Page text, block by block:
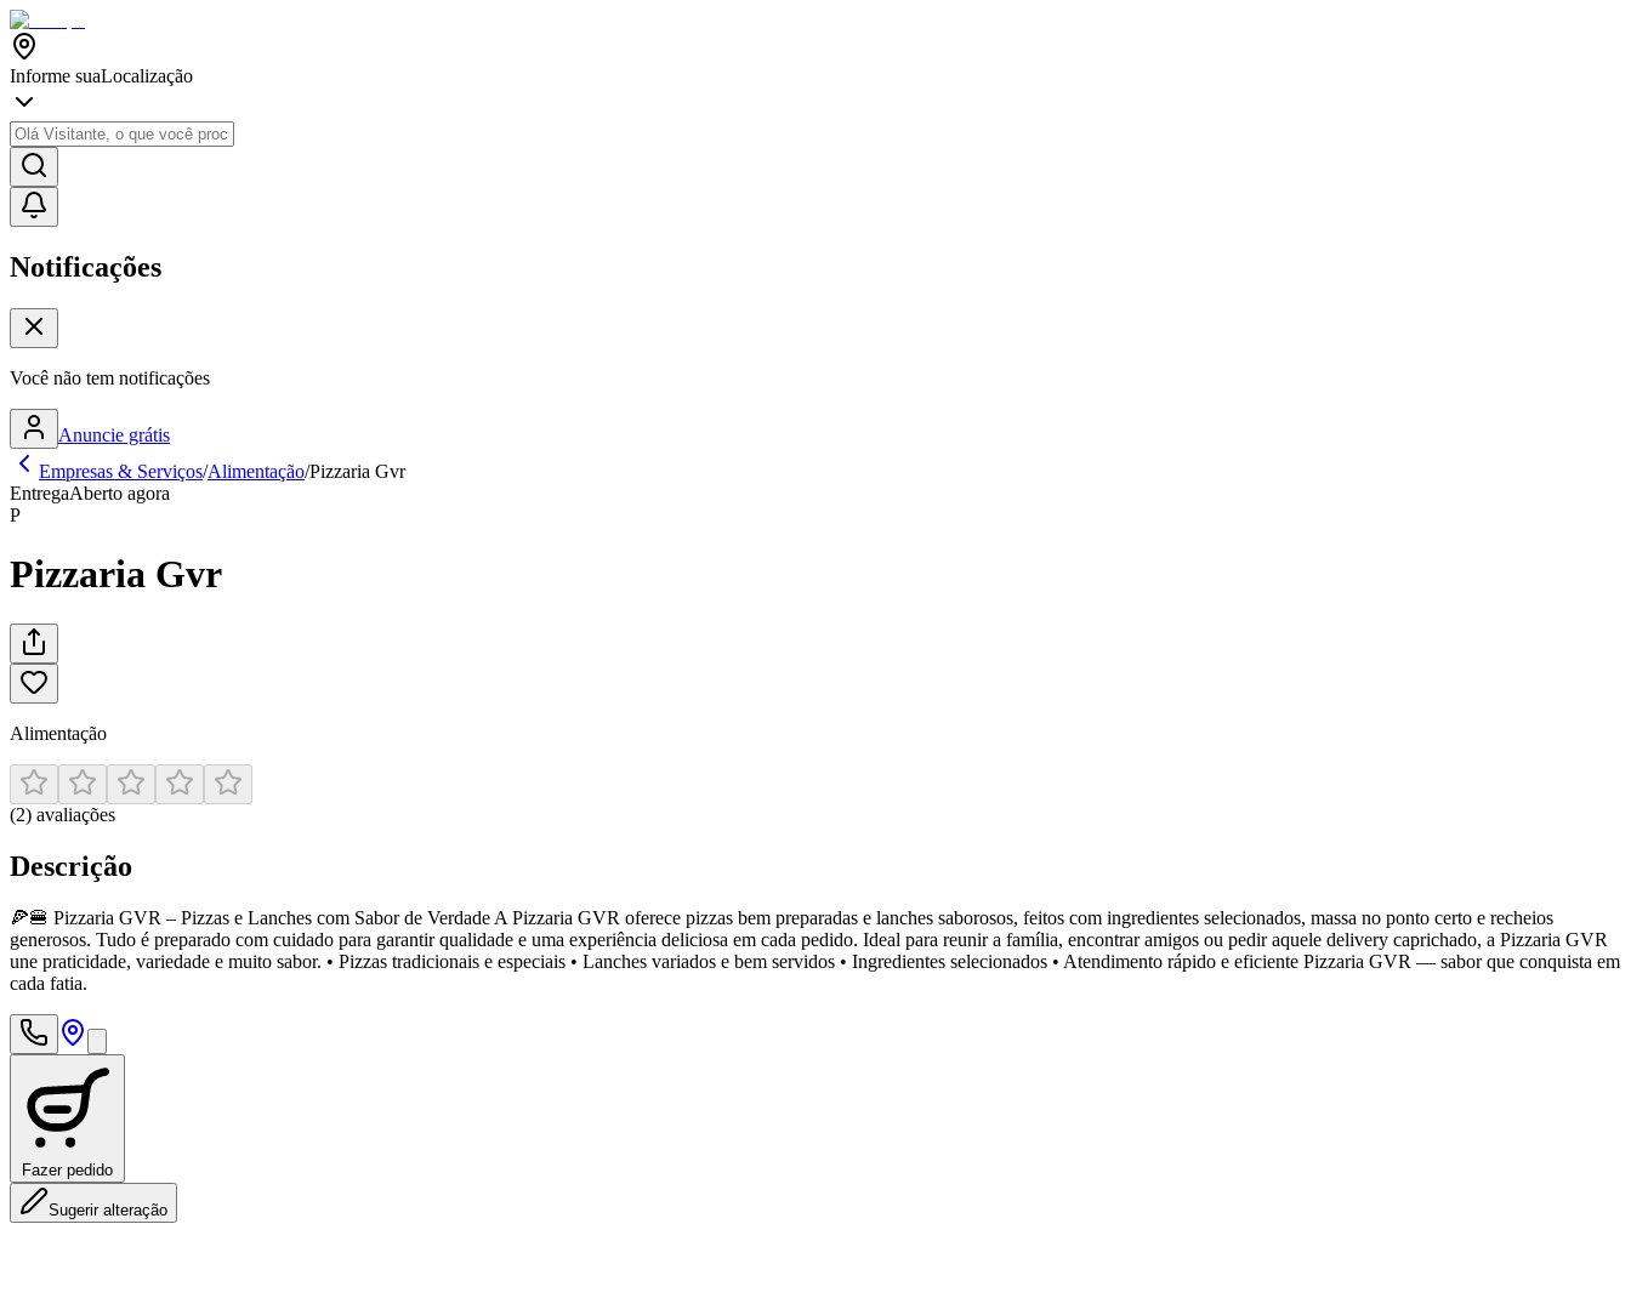
Informe suaLocalização
Notificações
Você não tem notificações
Anuncie grátis
Empresas & Serviços/Alimentação/Pizzaria Gvr
EntregaAberto agora
P
Pizzaria Gvr
Alimentação
(2) avaliações
Descrição
🍕🍔 Pizzaria GVR – Pizzas e Lanches com Sabor de Verdade A Pizzaria GVR oferece pizzas bem preparadas e lanches saborosos, feitos com ingredientes selecionados, massa no ponto certo e recheios
generosos. Tudo é preparado com cuidado para garantir qualidade e uma experiência deliciosa em cada pedido. Ideal para reunir a família, encontrar amigos ou pedir aquele delivery caprichado, a Pizzaria GVR
une praticidade, variedade e muito sabor. • Pizzas tradicionais e especiais • Lanches variados e bem servidos • Ingredientes selecionados • Atendimento rápido e eficiente Pizzaria GVR — sabor que conquista em
cada fatia.
Fazer pedido
Sugerir alteração